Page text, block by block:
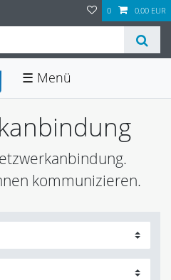
0 0,00 EUR
☰
kommunizieren.